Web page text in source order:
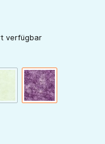
verfügbar
ist zurzeit nicht verfügbar.)
grün-melange
(Diese Option ist zurzeit nicht
pflaume-melange
verfügbar.)